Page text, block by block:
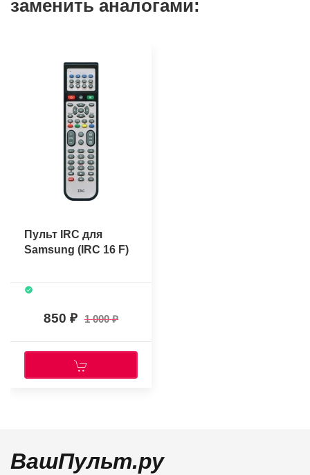
заменить аналогами:
Пульт IRC для
Samsung (IRC 16 F)
850 1 000
ВашПульт.ру